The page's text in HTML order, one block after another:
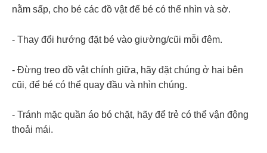
nằm sấp, cho bé các đồ vật để bé có thể nhìn và sờ.
- Thay đổi hướng đặt bé vào giường/cũi mỗi đêm.
- Đừng treo đồ vật chính giữa, hãy đặt chúng ở hai bên
cũi, để bé có thể quay đầu và nhìn chúng.
- Tránh mặc quần áo bó chặt, hãy để trẻ có thể vận động
thoải mái.